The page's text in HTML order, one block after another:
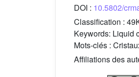
DOI : 10.5802/
Classification :
Keywords: Liquid
Mots-clés :
Affiliations des